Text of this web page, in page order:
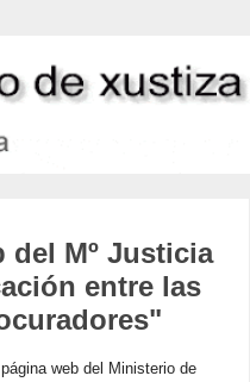
del Mº Justicia
entre las
web del Ministerio de